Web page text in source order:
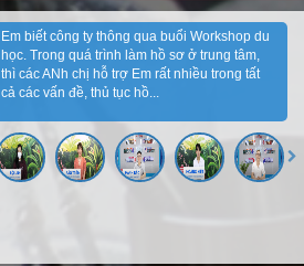
Em biết công ty thông qua buổi Workshop du
học. Trong quá trình làm hồ sơ ở trung tâm,
thì các ANh chị hỗ trợ Em rất nhiều trong tất
cả các vấn đề, thủ tục hồ...